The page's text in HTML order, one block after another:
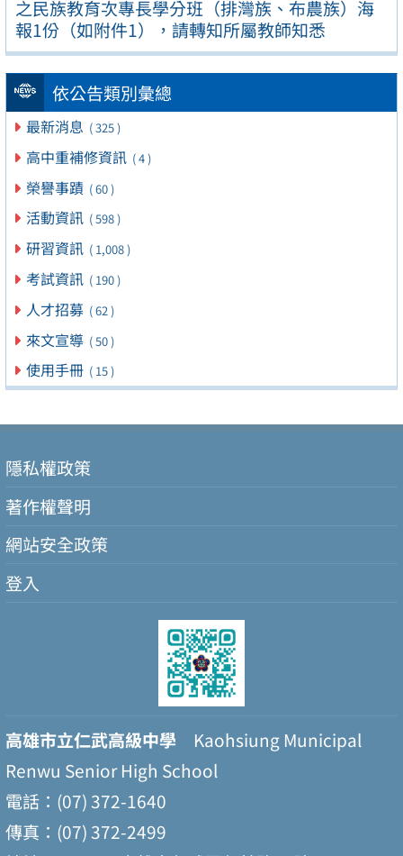
之民族教育次專長學分班（排灣族、布農族）海
報1份（如附件1），請轉知所屬教師知悉
依公告類別彙總
最新消息 ( 325 )
高中重補修資訊 ( 4 )
榮譽事蹟 ( 60 )
活動資訊 ( 598 )
研習資訊 ( 1,008 )
考試資訊 ( 190 )
人才招募 ( 62 )
來文宣導 ( 50 )
使用手冊 ( 15 )
隱私權政策
著作權聲明
網站安全政策
登入
高雄市立仁武高級中學 Kaohsiung Municipal
Renwu Senior High School
電話：(07) 372-1640
傳真：(07) 372-2499